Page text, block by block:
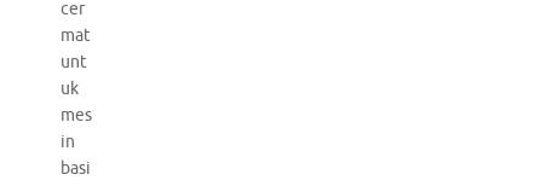
cer
mat
unt
uk
mes
in
basi